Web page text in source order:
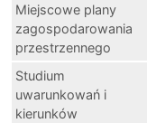
Miejscowe plany
zagospodarowania
przestrzennego
Studium
uwarunkowań i
kierunków